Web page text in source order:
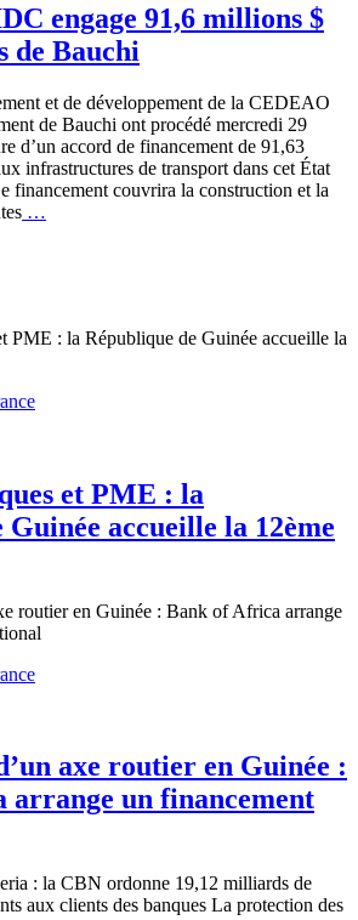
engage 91,6 millions $
de Bauchi
et de développement de la CEDEAO
de Bauchi ont procédé mercredi 29
d’un accord de financement de 91,63
infrastructures de transport dans cet État
financement couvrira la construction et la
…
$
et PME : la
accueille la 12ème
axe routier en Guinée :
arrange un financement